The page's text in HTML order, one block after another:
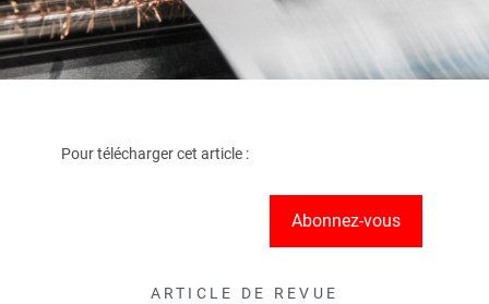
Pour télécharger cet article :
Abonnez-vous
ARTICLE DE REVUE